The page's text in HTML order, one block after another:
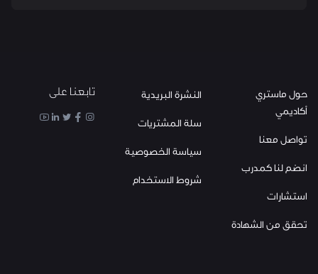
حول ماستري
أكاديمي
تواصل معنا
انضم لنا كمدرب
استشارات
تحقق من الشهادة
النشرة البريدية
سلة المشتريات
سياسة الخصوصية
شروط الاستخدام
تابعنا على